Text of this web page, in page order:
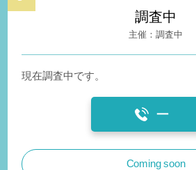
調査中
調査中
現在調査中です。
ー
Coming soon